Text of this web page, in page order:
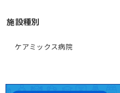
施設種別
ケアミックス病院